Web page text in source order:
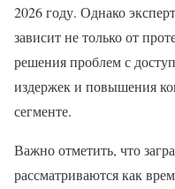
2026 году. Однако
зависит не только от
решения проблем с
издержек и повышения
сегменте.
Важно отметить, что
рассматриваются как